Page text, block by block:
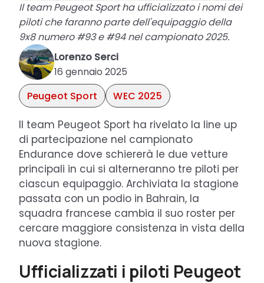
Il team Peugeot Sport ha ufficializzato i nomi dei
piloti che faranno parte dell'equipaggio della
9x8 numero #93 e #94 nel campionato 2025.
Lorenzo Serci
16 gennaio 2025
Peugeot Sport
WEC 2025
Il team Peugeot Sport ha rivelato la line up
di partecipazione nel campionato
Endurance dove schiererà le due vetture
principali in cui si alterneranno tre piloti per
ciascun equipaggio. Archiviata la stagione
passata con un podio in Bahrain, la
squadra francese cambia il suo roster per
cercare maggiore consistenza in vista della
nuova stagione.
Ufficializzati i piloti Peugeot